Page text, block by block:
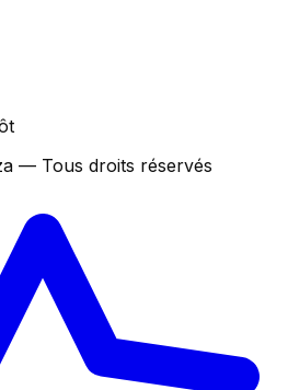
— Tous droits réservés